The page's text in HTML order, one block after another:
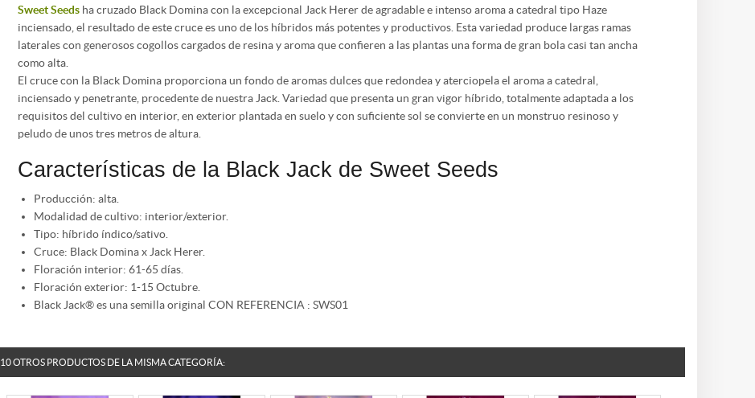
Sweet Seeds ha cruzado Black Domina con la excepcional Jack Herer de agradable e intenso aroma a catedral tipo Haze
inciensado, el resultado de este cruce es uno de los híbridos más potentes y productivos. Esta variedad produce largas ramas
laterales con generosos cogollos cargados de resina y aroma que confieren a las plantas una forma de gran bola casi tan ancha
como alta.
El cruce con la Black Domina proporciona un fondo de aromas dulces que redondea y aterciopela el aroma a catedral,
inciensado y penetrante, procedente de nuestra Jack. Variedad que presenta un gran vigor híbrido, totalmente adaptada a los
requisitos del cultivo en interior, en exterior plantada en suelo y con suficiente sol se convierte en un monstruo resinoso y
peludo de unos tres metros de altura.
Características de la Black Jack de Sweet Seeds
Producción: alta.
Modalidad de cultivo: interior/exterior.
Tipo: híbrido índico/sativo.
Cruce: Black Domina x Jack Herer.
Floración interior: 61-65 días.
Floración exterior: 1-15 Octubre.
Black Jack® es una semilla original CON REFERENCIA : SWS01
10 OTROS PRODUCTOS DE LA MISMA CATEGORÍA: